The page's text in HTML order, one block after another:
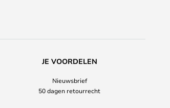
JE VOORDELEN
Nieuwsbrief
50 dagen retourrecht